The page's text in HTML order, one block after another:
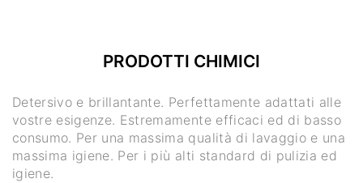
PRODOTTI CHIMICI
Detersivo e brillantante. Perfettamente adattati alle
vostre esigenze. Estremamente efficaci ed di basso
consumo. Per una massima qualità di lavaggio e una
massima igiene. Per i più alti standard di pulizia ed
igiene.